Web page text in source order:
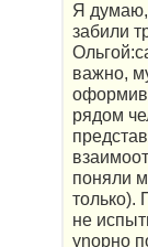
Я думаю,
забили
важно,
рядом
поняли
только).
не
уnорно